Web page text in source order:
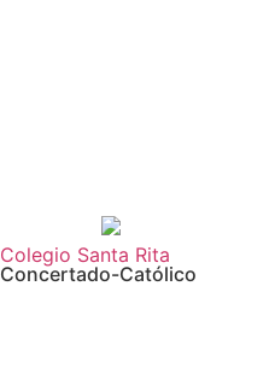
Colegio Santa Rita
Concertado-Católico